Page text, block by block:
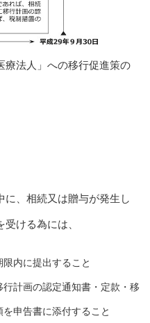
療法人」への移行促進策の
に、相続又は贈与が発生し
ける為には、
内に提出すること
計画の認定通知書・定款・移
申告書に添付すること